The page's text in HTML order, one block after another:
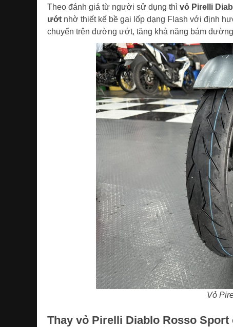
Theo đánh giá từ người sử dụng thì vỏ Pirelli
ướt nhờ thiết kế bề gai lốp dạng Flash với định
chuyển trên đường ướt, tăng khả năng bám
Vỏ
Thay vỏ Pirelli Diablo Rosso Sport